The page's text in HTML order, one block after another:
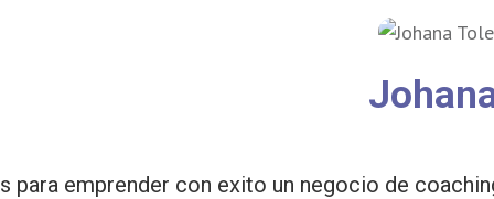
para emprender con exito un negocio de